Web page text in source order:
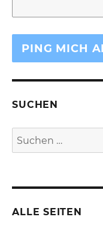
SUCHEN
Suchen
nach:
ALLE SEITEN